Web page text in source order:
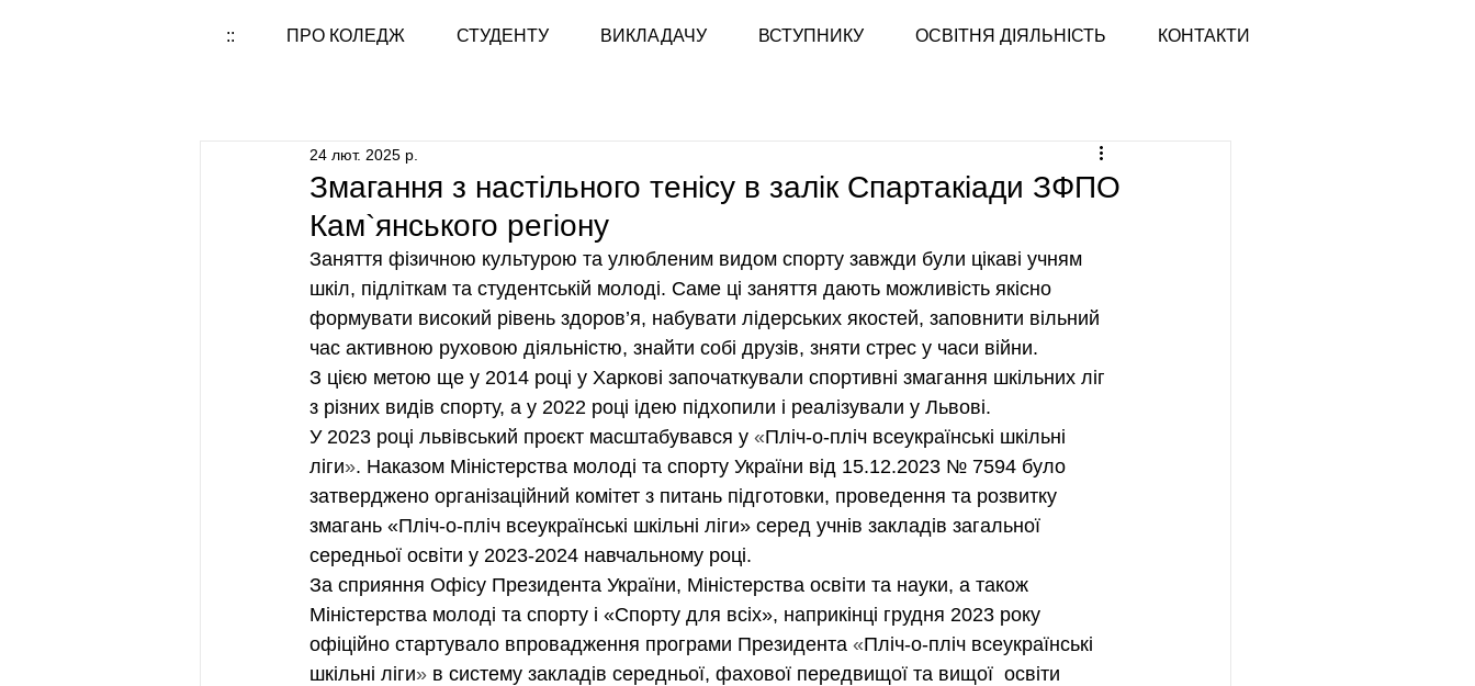
:: ПРО КОЛЕДЖ СТУДЕНТУ ВИКЛАДАЧУ ВСТУПНИКУ ОСВІТНЯ ДІЯЛЬНІСТЬ КОНТАКТИ
Змагання з настільного тенісу в залік Спартакіади ЗФПО
Кам`янського регіону
24 лют. 2025 р.
Заняття фізичною культурою та улюбленим видом спорту завжди були цікаві учням
шкіл, підліткам та студентській молоді. Саме ці заняття дають можливість якісно
формувати високий рівень здоров’я, набувати лідерських якостей, заповнити вільний
час активною руховою діяльністю, знайти собі друзів, зняти стрес у часи війни.
З цією метою ще у 2014 році у Харкові започаткували спортивні змагання шкільних ліг
з різних видів спорту, а у 2022 році ідею підхопили і реалізували у Львові.
У 2023 році львівський проєкт масштабувався у «Пліч-о-пліч всеукраїнські шкільні
ліги». Наказом Міністерства молоді та спорту України від 15.12.2023 № 7594 було
затверджено організаційний комітет з питань підготовки, проведення та розвитку
змагань «Пліч-о-пліч всеукраїнські шкільні ліги» серед учнів закладів загальної
середньої освіти у 2023-2024 навчальному році.
За сприяння Офісу Президента України, Міністерства освіти та науки, а також
Міністерства молоді та спорту і «Спорту для всіх», наприкінці грудня 2023 року
офіційно стартувало впровадження програми Президента «Пліч-о-пліч всеукраїнські
шкільні ліги» в систему закладів середньої, фахової передвищої та вищої  освіти